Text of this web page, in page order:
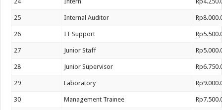
25 Internal Auditor
26 IT Support
27 Junior Staff
28 Junior Supervisor
29 Laboratory
30 Management Trainee